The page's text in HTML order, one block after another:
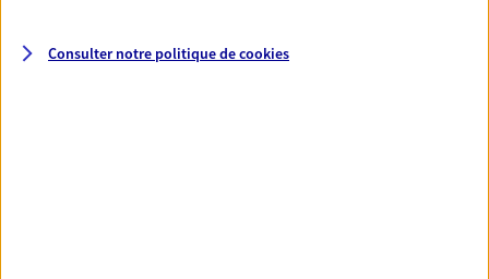
VOIR NOTRE SITE WEB
Consulter notre politique decookies